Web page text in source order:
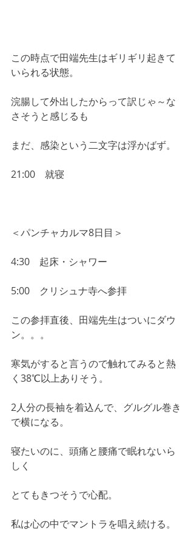
この時点で田端先生はギリギリ起きて
いられる状態。
浣腸して外出したからって訳じゃ～な
さそうと感じるも
まだ、感染という二文字は浮かばず。
21:00　就寝
＜パンチャカルマ8日目＞
4:30　起床・シャワー
5:00　クリシュナ寺へ参拝
この参拝直後、田端先生はついにダウ
ン。。。
寒気がすると言うので触れてみると熱
く38℃以上ありそう。
2人分の長袖を着込んで、グルグル巻き
で横になる。
寝たいのに、頭痛と腰痛で眠れないら
しく
とてもきつそうで心配。
私は心の中でマントラを唱え続ける。